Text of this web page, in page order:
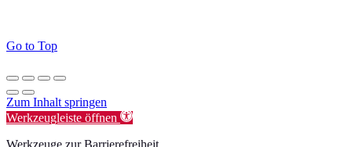
Go to Top
Zum Inhalt springen
Werkzeugleiste öffnen
Werkzeuge zur Barrierefreiheit